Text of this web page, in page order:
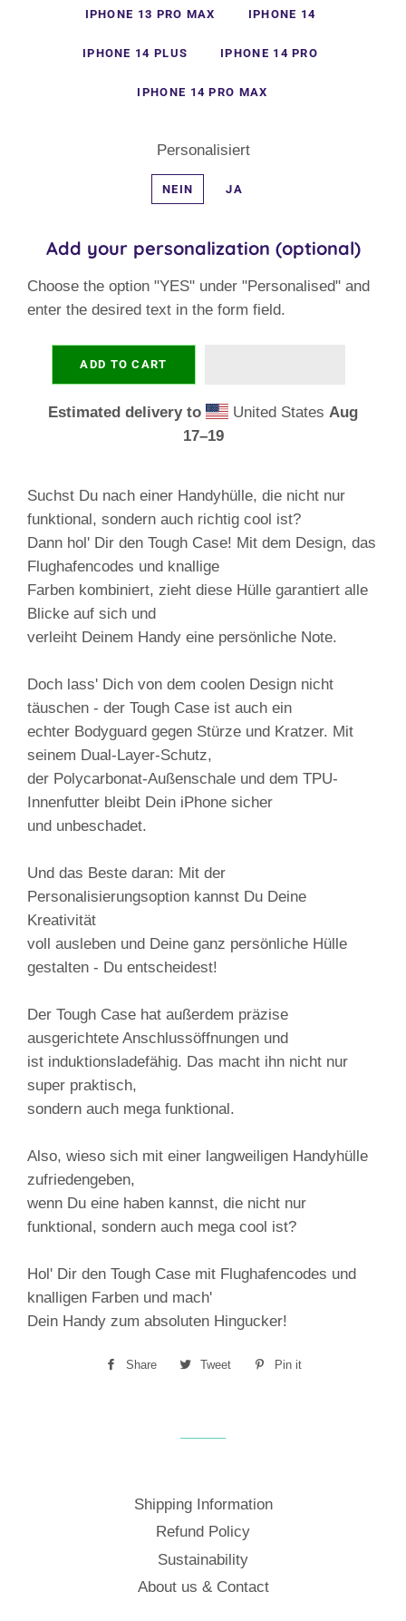
IPHONE 13 PRO MAX IPHONE 14
IPHONE 14 PLUS IPHONE 14 PRO
IPHONE 14 PRO MAX
Personalisiert
NEIN JA
Add your personalization (optional)
Choose the option "YES" under "Personalised" and
enter the desired text in the form field.
ADD TO CART
Estimated delivery to United StatesAug
17⁠–19
Suchst Du nach einer Handyhülle, die nicht nur
funktional, sondern auch richtig cool ist?
Dann hol' Dir den Tough Case! Mit dem Design, das
Flughafencodes und knallige
Farben kombiniert, zieht diese Hülle garantiert alle
Blicke auf sich und
verleiht Deinem Handy eine persönliche Note.
Doch lass' Dich von dem coolen Design nicht
täuschen - der Tough Case ist auch ein
echter Bodyguard gegen Stürze und Kratzer. Mit
seinem Dual-Layer-Schutz,
der Polycarbonat-Außenschale und dem TPU-
Innenfutter bleibt Dein iPhone sicher
und unbeschadet.
Und das Beste daran: Mit der
Personalisierungsoption kannst Du Deine
Kreativität
voll ausleben und Deine ganz persönliche Hülle
gestalten - Du entscheidest!
Der Tough Case hat außerdem präzise
ausgerichtete Anschlussöffnungen und
ist induktionsladefähig. Das macht ihn nicht nur
super praktisch,
sondern auch mega funktional.
Also, wieso sich mit einer langweiligen Handyhülle
zufriedengeben,
wenn Du eine haben kannst, die nicht nur
funktional, sondern auch mega cool ist?
Hol' Dir den Tough Case mit Flughafencodes und
knalligen Farben und mach'
Dein Handy zum absoluten Hingucker!
Share
Share
Tweet
Tweet
Pin it
Shipping Information
Refund Policy
Sustainability
About us & Contact